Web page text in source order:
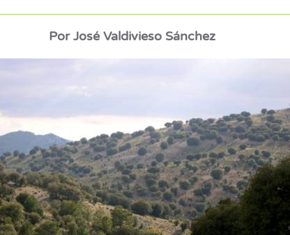
Por José Valdivieso Sánchez